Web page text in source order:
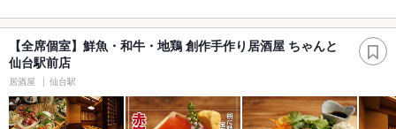
【全席個室】鮮魚・和牛・地鶏 創作手作り居酒屋 ちゃんと
仙台駅前店
居酒屋 仙台駅